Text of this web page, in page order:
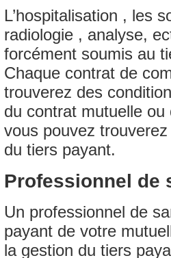
L’hospitalisation , les
radiologie , analyse,
forcément soumis au
Chaque contrat de
trouverez des
du contrat mutuelle
vous pouvez
du tiers payant.
Professionnel de
Un professionnel de
payant de votre
la gestion du tiers